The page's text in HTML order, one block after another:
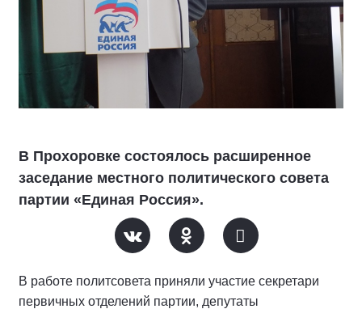
В Прохоровке состоялось расширенное
заседание местного политического совета
партии «Единая Россия».
В работе политсовета приняли участие секретари
первичных отделений партии, депутаты